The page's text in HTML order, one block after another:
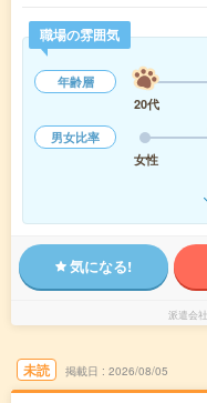
職場の雰囲気
年齢層
20代
男女比率
女性
気になる!
派遣会社
未読 掲載日 2026/08/05